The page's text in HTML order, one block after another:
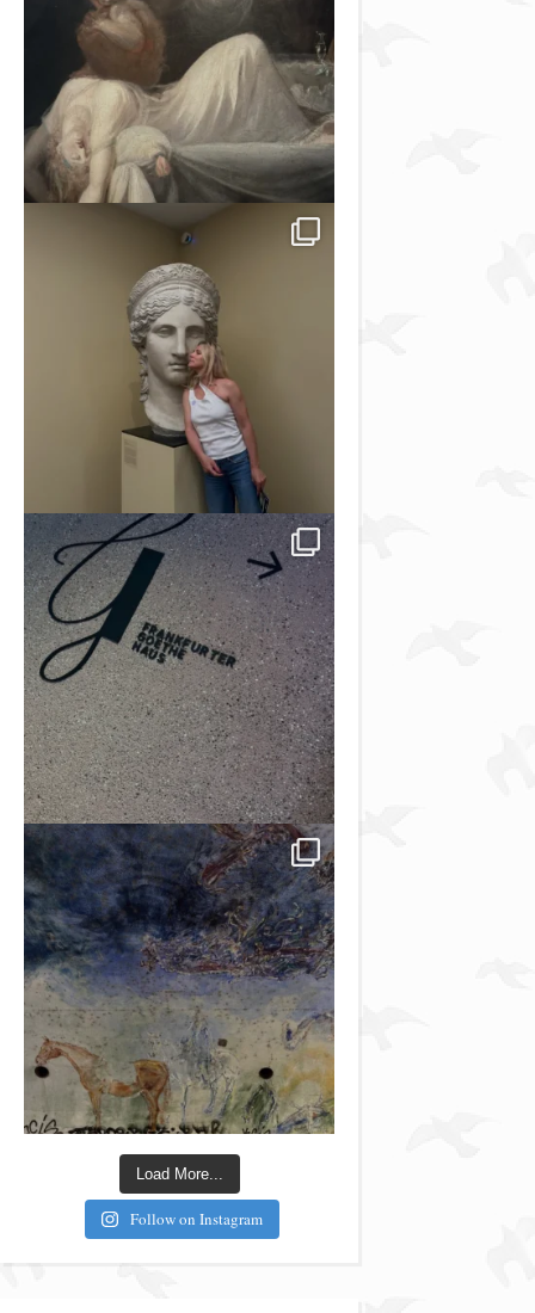
Load More...
Follow on Instagram